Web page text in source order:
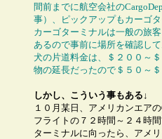
間前までに航空会社の
事）、ピックアップもカーゴタ
カーゴターミナルは一般の旅
あるので事前に場所を確認して
犬の片道料金は、＄２００～
物の延長だったので＄５０～＄
しかし、こういう事もある↓
１０月某日、アメリカンエア
フライトの７２時間～２４時
ターミナルに向ったら、アメ